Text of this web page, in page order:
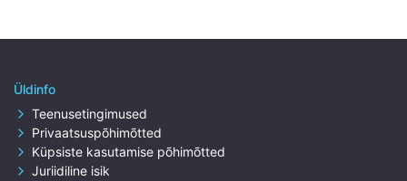
Üldinfo
Teenusetingimused
Privaatsuspõhimõtted
Küpsiste kasutamise põhimõtted
Juriidiline isik